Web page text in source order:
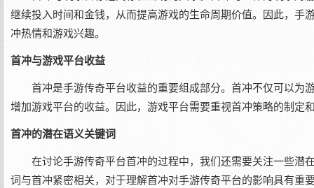
继续投入时间和金钱，从而提高游戏的生命周期价值。因此，手
冲热情和游戏兴趣。
首冲与游戏平台收益
首冲是手游传奇平台收益的重要组成部分。首冲不仅可以为
增加游戏平台的收益。因此，游戏平台需要重视首冲策略的制定
首冲的潜在语义关键词
在讨论手游传奇平台首冲的过程中，我们还需要关注一些潜
词与首冲紧密相关，对于理解首冲对手游传奇平台的影响具有重